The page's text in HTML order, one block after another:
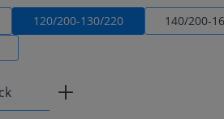
120/200-130/220
140/200-
Gib den